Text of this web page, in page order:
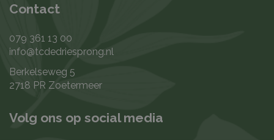
Contact
079 361 13 00
info@tcdedriesprong.nl
Berkelseweg 5
2718 PR Zoetermeer
Volg ons op social media